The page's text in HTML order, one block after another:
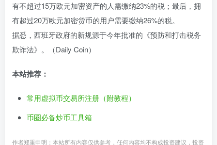
有不超过15万欧元加密资产的人需缴纳23%的税；最后，拥
有超过20万欧元加密货币的用户需要缴纳26%的税。
据悉，西班牙政府的新规源于今年批准的《预防和打击税务
欺诈法》。（Daily Coin）
本站推荐：
常用虚拟币交易所注册（附教程）
币圈必备炒币工具箱
作者郑重申明：本站所有内容仅供参考，任何内容均不构成投资建议，投资